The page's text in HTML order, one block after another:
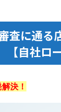
査に通る
【自社ロ
決！